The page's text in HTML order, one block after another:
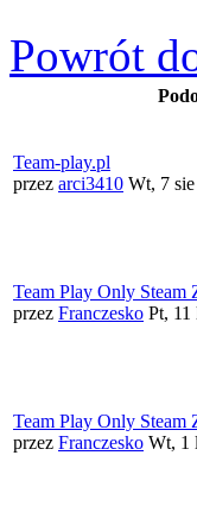
Powrót
Team-play.pl
przez arci3410 Wt, 7
Team Play Only Steam
przez Franczesko Pt, 11
Team Play Only Steam
przez Franczesko Wt, 1